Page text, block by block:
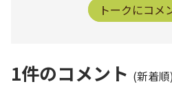
トークにコメ
1件のコメント (新着